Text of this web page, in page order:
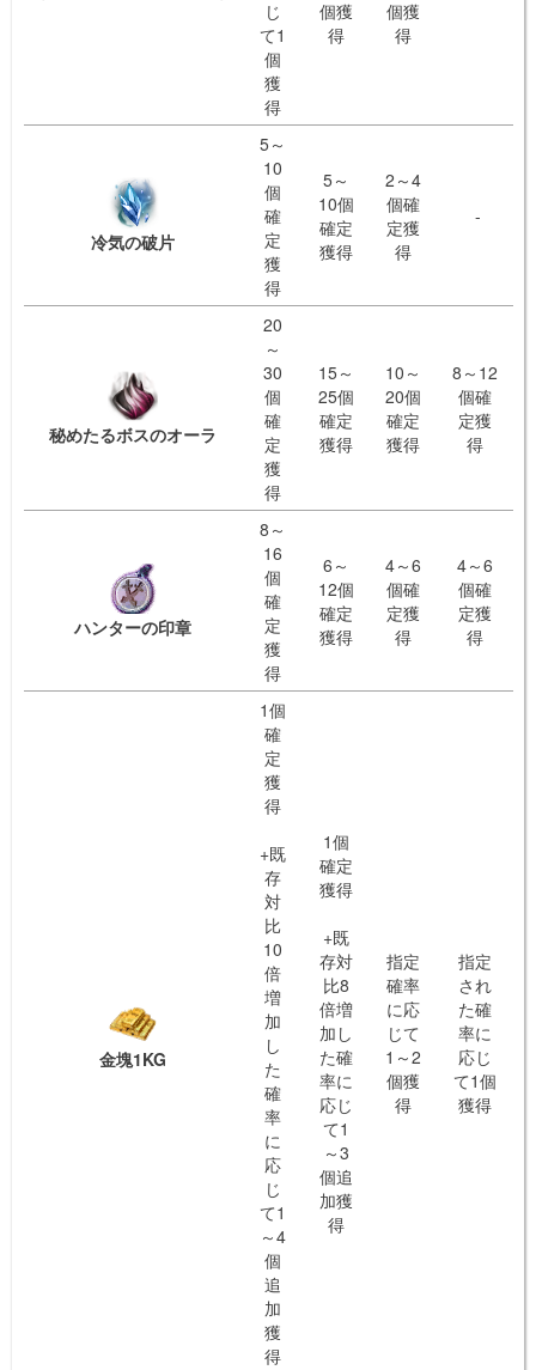
じ
て1
個
獲
得
個獲
得
個獲
得
冷気の破片
5～
10
個
確
定
獲
得
5～
10個
確定
獲得
2～4
個確
定獲
得
-
秘めたるボスのオーラ
20
～
30
個
確
定
獲
得
15～
25個
確定
獲得
10～
20個
確定
獲得
8～12
個確
定獲
得
ハンターの印章
8～
16
個
確
定
獲
得
6～
12個
確定
獲得
4～6
個確
定獲
得
4～6
個確
定獲
得
金塊1KG
1個
確
定
獲
得
+既
存
対
比
10
倍
増
加
し
た
確
率
に
応
じ
て1
～4
個
追
加
獲
得
1個
確定
獲得
+既
存対
比8
倍増
加し
た確
率に
応じ
て1
～3
個追
加獲
得
指定
確率
に応
じて
1～2
個獲
得
指定
され
た確
率に
応じ
て1個
獲得